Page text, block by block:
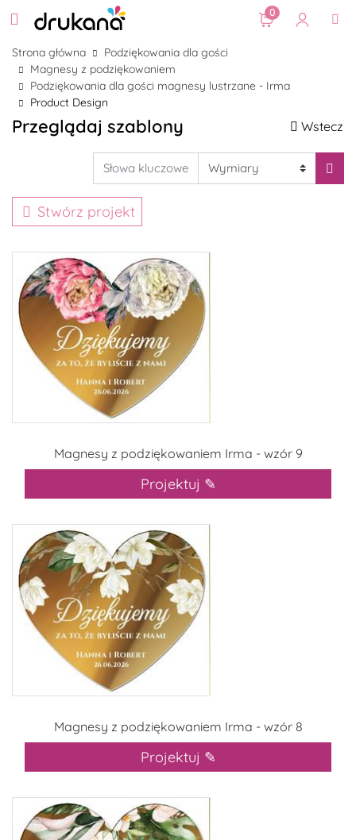
0
Strona główna
Podziękowania dla gości
Magnesy z podziękowaniem
Podziękowania dla gości magnesy lustrzane - Irma
Product Design
Przeglądaj szablony Wstecz
Stwórz projekt
Magnesy z podziękowaniem Irma - wzór 9
Projektuj ✎
Magnesy z podziękowaniem Irma - wzór 8
Projektuj ✎